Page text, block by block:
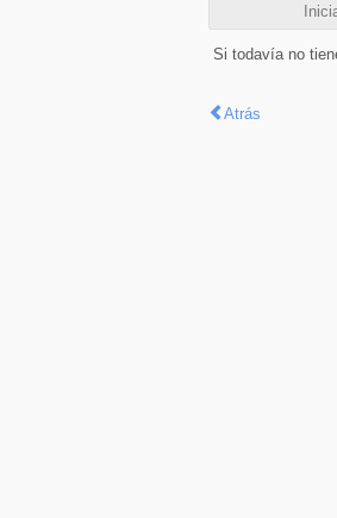
Si todavía no
Atrás